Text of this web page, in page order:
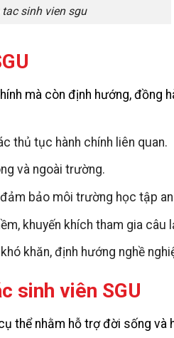
tac sinh vien sgu
mà còn định hướng, đồng
thủ tục hành chính liên quan.
và ngoài trường.
bảo môi trường học tập
khuyến khích tham gia câu
khăn, định hướng nghề
sinh viên SGU
thể nhằm hỗ trợ đời sống và